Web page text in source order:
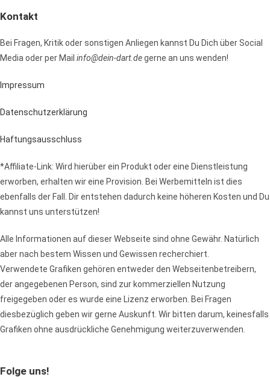
Kontakt
Bei Fragen, Kritik oder sonstigen Anliegen kannst Du Dich über Social
Media oder per Mail info@dein-dart.degerne an uns wenden!
Impressum
Datenschutzerklärung
Haftungsausschluss
*Affiliate-Link: Wird hierüber ein Produkt oder eine Dienstleistung
erworben, erhalten wir eine Provision. Bei Werbemitteln ist dies
ebenfalls der Fall. Dir entstehen dadurch keine höheren Kosten und Du
kannst uns unterstützen!
Alle Informationen auf dieser Webseite sind ohne Gewähr. Natürlich
aber nach bestem Wissen und Gewissen recherchiert.
Verwendete Grafiken gehören entweder den Webseitenbetreibern,
der angegebenen Person, sind zur kommerziellen Nutzung
freigegeben oder es wurde eine Lizenz erworben. Bei Fragen
diesbezüglich geben wir gerne Auskunft. Wir bitten darum, keinesfalls
Grafiken ohne ausdrückliche Genehmigung weiterzuverwenden.
Folge uns!